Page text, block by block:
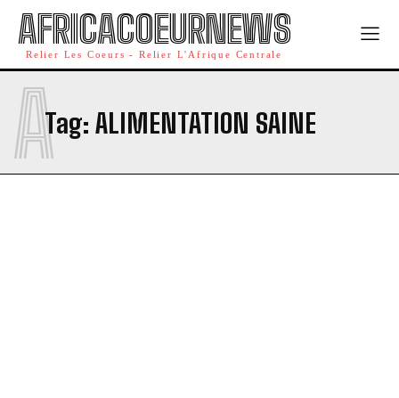
AFRICACOEURNEWS
Relier Les Coeurs - Relier L'Afrique Centrale
Tag: ALIMENTATION SAINE
A